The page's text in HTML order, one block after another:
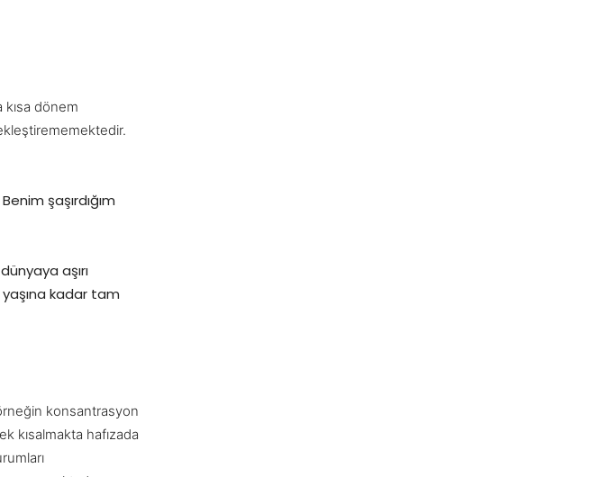
dönem
şaşırdığım
aşırı
kadar tam
konsantrasyon
kısalmakta hafızada